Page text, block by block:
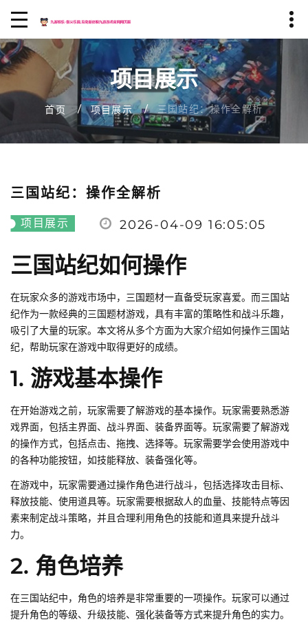
项目展示
首页 项目展示 三国站纪：操作全解析
三国站纪：操作全解析
项目展示 2026-04-09 16:05:05
三国站纪如何操作
在玩家众多的游戏市场中，三国题材一直备受玩家喜爱。而三国站
纪作为一款经典的三国题材游戏，具有丰富的策略性和战斗乐趣，
吸引了大量的玩家。本文将从多个方面为大家介绍如何操作三国站
纪，帮助玩家在游戏中取得更好的成绩。
1. 游戏基本操作
在开始游戏之前，玩家需要了解游戏的基本操作。玩家需要熟悉游
戏界面，包括主界面、战斗界面、装备界面等。玩家需要了解游戏
的操作方式，包括点击、拖拽、选择等。玩家需要学会使用游戏中
的各种功能按钮，如技能释放、装备强化等。
在游戏中，玩家需要通过操作角色进行战斗，包括选择攻击目标、
释放技能、使用道具等。玩家需要根据敌人的血量、技能特点等因
素来制定战斗策略，并且合理利用角色的技能和道具来提升战斗
力。
2. 角色培养
在三国站纪中，角色的培养是非常重要的一项操作。玩家可以通过
提升角色的等级、升级技能、强化装备等方式来提升角色的实力。